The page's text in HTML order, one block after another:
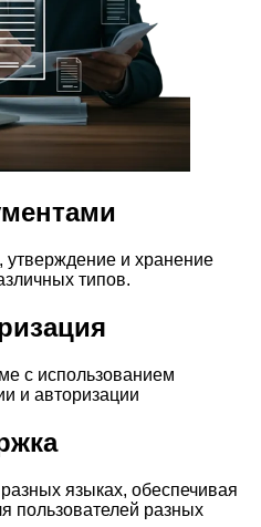
утверждение и хранение
типов.
с использованием
и авторизации
языках, обеспечивая
пользователей разных